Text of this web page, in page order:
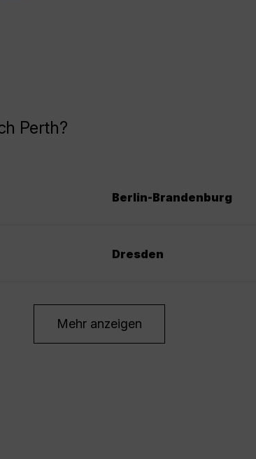
Perth?
Berlin-Brandenburg
Dresden
Mehr anzeigen